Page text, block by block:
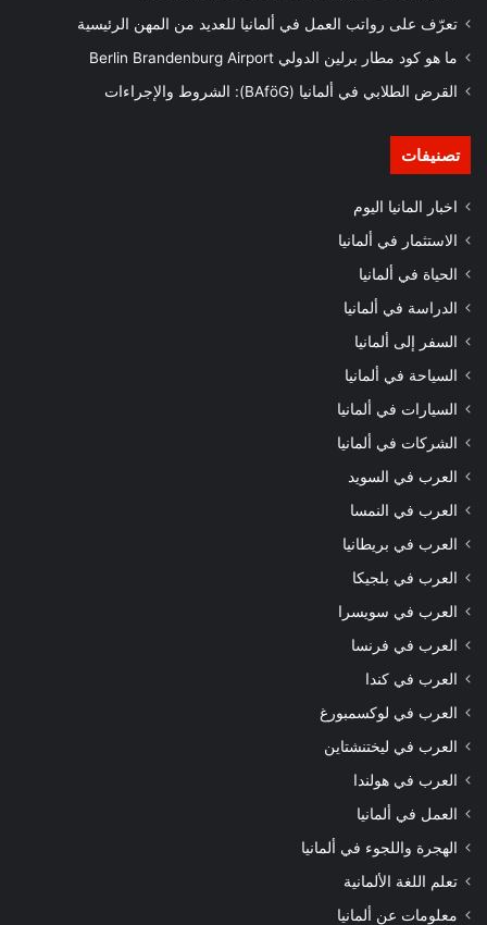
تعرّف على رواتب العمل في ألمانيا للعديد من المهن الرئيسية
ما هو كود مطار برلين الدولي Berlin Brandenburg Airport
القرض الطلابي في ألمانيا (BAföG): الشروط والإجراءات
تصنيفات
اخبار المانيا اليوم
الاستثمار في ألمانيا
الحياة في ألمانيا
الدراسة في ألمانيا
السفر إلى ألمانيا
السياحة في ألمانيا
السيارات في ألمانيا
الشركات في ألمانيا
العرب في السويد
العرب في النمسا
العرب في بريطانيا
العرب في بلجيكا
العرب في سويسرا
العرب في فرنسا
العرب في كندا
العرب في لوكسمبورغ
العرب في ليختنشتاين
العرب في هولندا
العمل في ألمانيا
الهجرة واللجوء في ألمانيا
تعلم اللغة الألمانية
معلومات عن ألمانيا